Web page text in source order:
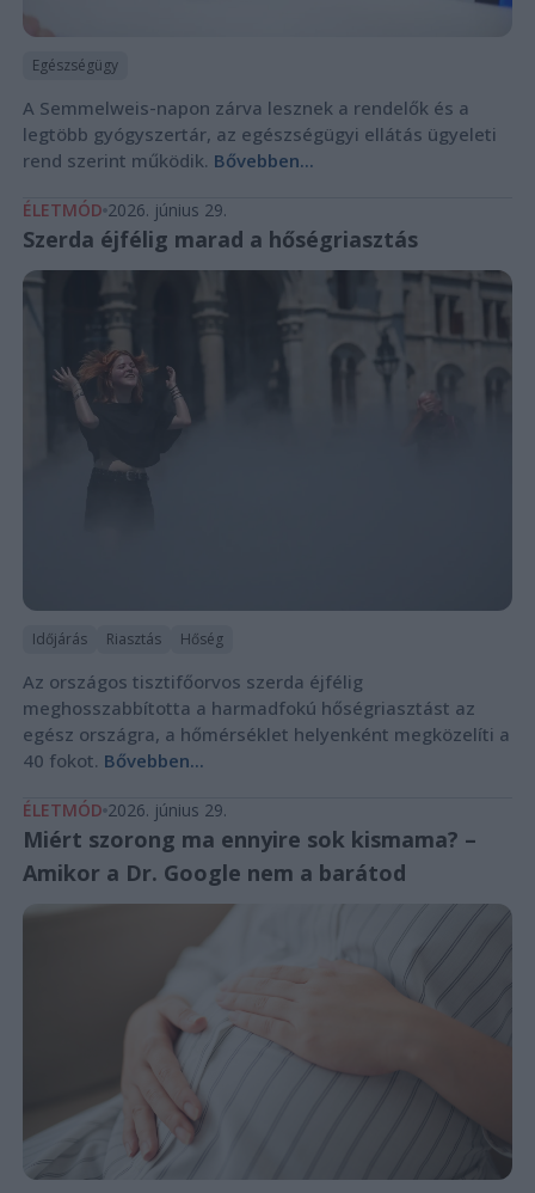
Egészségügy
A Semmelweis-napon zárva lesznek a rendelők és a
legtöbb gyógyszertár, az egészségügyi ellátás ügyeleti
rend szerint működik. Bővebben...
ÉLETMÓD 2026. június 29.
Szerda éjfélig marad a hőségriasztás
Időjárás Riasztás Hőség
Az országos tisztifőorvos szerda éjfélig
meghosszabbította a harmadfokú hőségriasztást az
egész országra, a hőmérséklet helyenként megközelíti a
40 fokot. Bővebben...
ÉLETMÓD 2026. június 29.
Miért szorong ma ennyire sok kismama? –
Amikor a Dr. Google nem a barátod